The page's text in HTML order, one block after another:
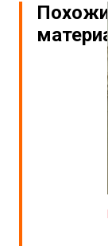
Похожие